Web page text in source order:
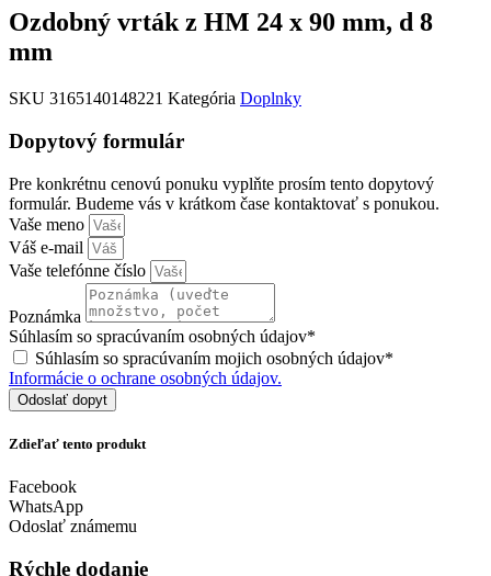
Ozdobný vrták z HM 24 x 90 mm, d 8
mm
SKU 3165140148221 Kategória Doplnky
Dopytový formulár
Pre konkrétnu cenovú ponuku vyplňte prosím tento dopytový
formulár. Budeme vás v krátkom čase kontaktovať s ponukou.
Vaše meno
Váš e-mail
Vaše telefónne číslo
Poznámka
Súhlasím so spracúvaním osobných údajov*
Súhlasím so spracúvaním mojich osobných údajov*
Informácie o ochrane osobných údajov.
Odoslať dopyt
Zdieľať tento produkt
Facebook
WhatsApp
Odoslať známemu
Rýchle dodanie